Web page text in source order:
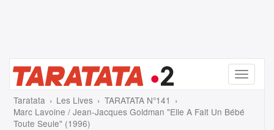
Menu
Taratata Les Lives
TARATATA N°141
Marc Lavoine / Jean-Jacques Goldman "Elle A Fait Un Bébé
Toute Seule" (1996)